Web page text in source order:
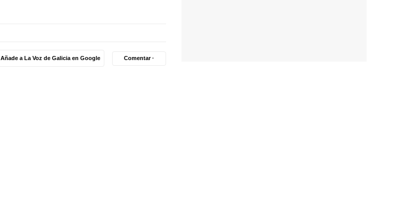
Añade a La Voz de Galicia en Google Comentar ·